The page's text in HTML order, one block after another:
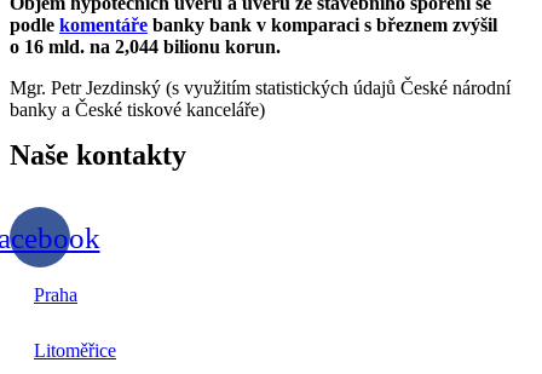
podle komentáře banky bank v komparaci s březnem zvýšil
o 16 mld. na 2,044 bilionu korun.
Mgr. Petr Jezdinský (s využitím statistických údajů České národní
banky a České tiskové kanceláře)
Naše kontakty
Praha
Litoměřice